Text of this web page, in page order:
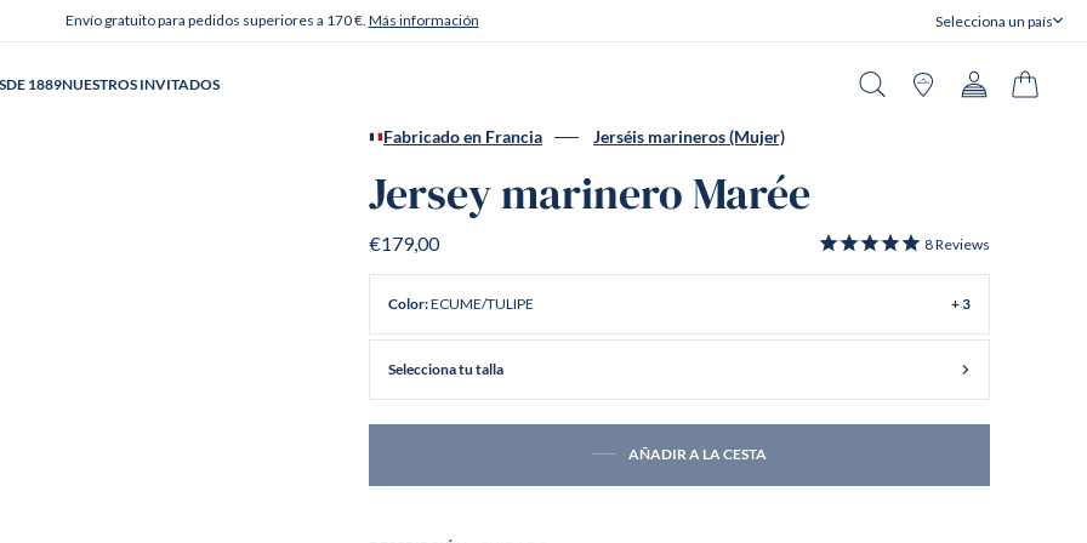
Envío gratuito para pedidos superiores a 170 €. Más información Selecciona un país
Cerrar
1889NUESTROS INVITADOS
Fabricado en Francia Jerséis marineros (Mujer)
Jersey marinero Marée
€179,00 8Reviews
Color:ECUME/TULIPE + 3
Selecciona tu talla
AÑADIR A LA CESTA